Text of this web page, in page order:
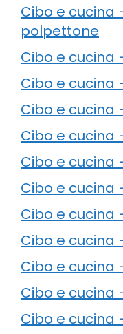
Cibo e cucina
polpettone
Cibo e cucina
Cibo e cucina
Cibo e cucina
Cibo e cucina
Cibo e cucina
Cibo e cucina
Cibo e cucina
Cibo e cucina
Cibo e cucina
Cibo e cucina
Cibo e cucina